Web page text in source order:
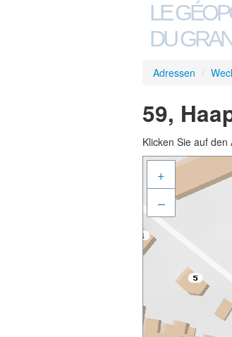
LE
DU
Adressen /
59,
Klicken Sie auf
+
–